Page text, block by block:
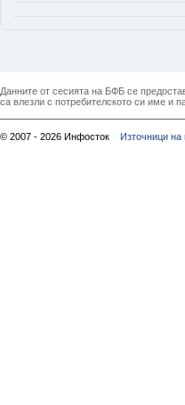
Данните от сесията на БФБ се
са влезли с потребителското си име и
© 2007 - 2026 Инфосток Източници